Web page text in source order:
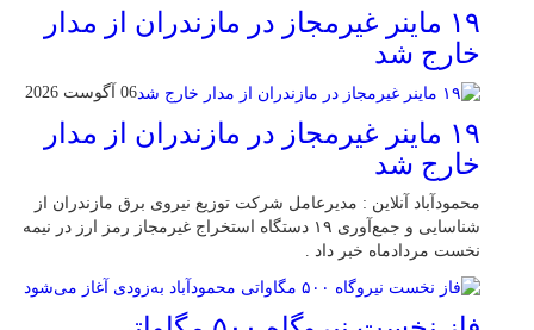
۱۹ ماینر غیرمجاز در مازندران از مدار
خارج شد
06 آگوست 2026
۱۹ ماینر غیرمجاز در مازندران از مدار
خارج شد
محمودآباد آنلاین : مدیرعامل شرکت توزیع نیروی برق مازندران از
شناسایی و جمع‌آوری ۱۹ دستگاه استخراج غیرمجاز رمز ارز در نیمه
نخست مردادماه خبر داد .